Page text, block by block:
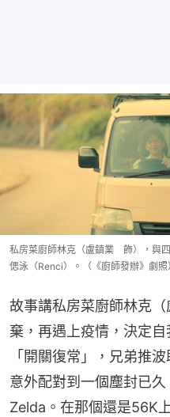
私房菜廚師林克（盧鎮業 飾），與
偲泳（Renci）。（《廚師發辦》劇照
故事講私房菜廚師林克
棄，再遇上疫情，決定
「開關復常」，兄弟推
意外配對到一個塵封已
Zelda。在那個還是56K